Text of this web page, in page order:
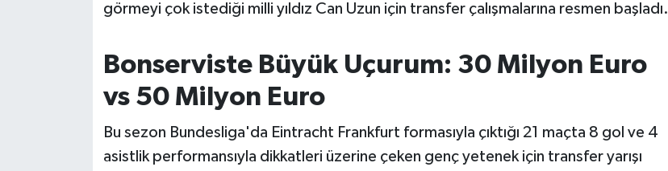
görmeyi çok istediği milli yıldız Can Uzun için transfer çalışmalarına resmen başladı.
Bonserviste Büyük Uçurum: 30 Milyon Euro
vs 50 Milyon Euro
Bu sezon Bundesliga'da Eintracht Frankfurt formasıyla çıktığı 21 maçta 8 gol ve 4
asistlik performansıyla dikkatleri üzerine çeken genç yetenek için transfer yarışı